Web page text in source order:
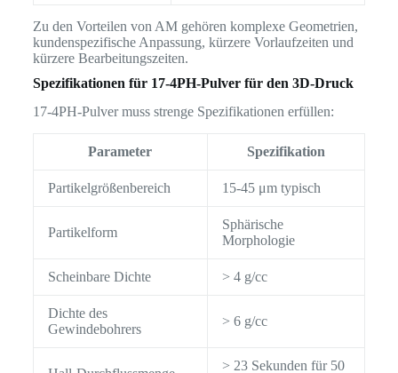
Zu den Vorteilen von AM gehören komplexe Geometrien,
kundenspezifische Anpassung, kürzere Vorlaufzeiten und
kürzere Bearbeitungszeiten.
Spezifikationen für 17-4PH-Pulver für den 3D-Druck
17-4PH-Pulver muss strenge Spezifikationen erfüllen:
Parameter Spezifikation
Partikelgrößenbereich 15-45 μm typisch
Partikelform
Sphärische
Morphologie
Scheinbare Dichte > 4 g/cc
Dichte des
Gewindebohrers
> 6 g/cc
> 23 Sekunden für 50